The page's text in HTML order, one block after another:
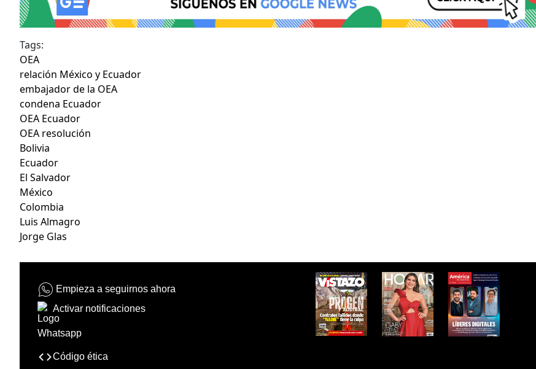
Tags:
OEA
relación México y Ecuador
embajador de la OEA
condena Ecuador
OEA Ecuador
OEA resolución
Bolivia
Ecuador
El Salvador
México
Colombia
Luis Almagro
Jorge Glas
Empieza a seguirnos ahora
Activar notificaciones
Código ética